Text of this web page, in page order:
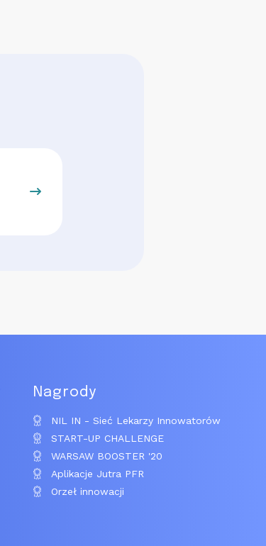
Nagrody
NIL IN - Sieć Lekarzy Innowatorów
START-UP CHALLENGE
WARSAW BOOSTER '20
Aplikacje Jutra PFR
Orzeł innowacji